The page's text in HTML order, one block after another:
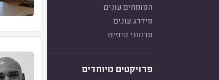
המומחים עונים
מידרג עונים
סרטוני טיפים
פרויקטים מיוחדים